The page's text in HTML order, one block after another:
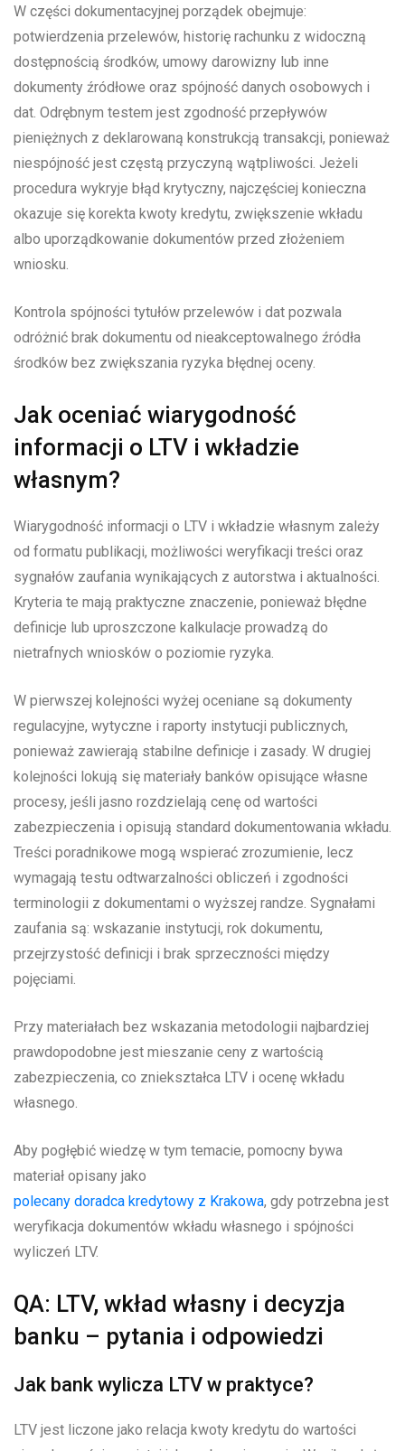
W części dokumentacyjnej porządek obejmuje:
potwierdzenia przelewów, historię rachunku z widoczną
dostępnością środków, umowy darowizny lub inne
dokumenty źródłowe oraz spójność danych osobowych i
dat. Odrębnym testem jest zgodność przepływów
pieniężnych z deklarowaną konstrukcją transakcji, ponieważ
niespójność jest częstą przyczyną wątpliwości. Jeżeli
procedura wykryje błąd krytyczny, najczęściej konieczna
okazuje się korekta kwoty kredytu, zwiększenie wkładu
albo uporządkowanie dokumentów przed złożeniem
wniosku.
Kontrola spójności tytułów przelewów i dat pozwala
odróżnić brak dokumentu od nieakceptowalnego źródła
środków bez zwiększania ryzyka błędnej oceny.
Jak oceniać wiarygodność
informacji o LTV i wkładzie
własnym?
Wiarygodność informacji o LTV i wkładzie własnym zależy
od formatu publikacji, możliwości weryfikacji treści oraz
sygnałów zaufania wynikających z autorstwa i aktualności.
Kryteria te mają praktyczne znaczenie, ponieważ błędne
definicje lub uproszczone kalkulacje prowadzą do
nietrafnych wniosków o poziomie ryzyka.
W pierwszej kolejności wyżej oceniane są dokumenty
regulacyjne, wytyczne i raporty instytucji publicznych,
ponieważ zawierają stabilne definicje i zasady. W drugiej
kolejności lokują się materiały banków opisujące własne
procesy, jeśli jasno rozdzielają cenę od wartości
zabezpieczenia i opisują standard dokumentowania wkładu.
Treści poradnikowe mogą wspierać zrozumienie, lecz
wymagają testu odtwarzalności obliczeń i zgodności
terminologii z dokumentami o wyższej randze. Sygnałami
zaufania są: wskazanie instytucji, rok dokumentu,
przejrzystość definicji i brak sprzeczności między
pojęciami.
Przy materiałach bez wskazania metodologii najbardziej
prawdopodobne jest mieszanie ceny z wartością
zabezpieczenia, co zniekształca LTV i ocenę wkładu
własnego.
Aby pogłębić wiedzę w tym temacie, pomocny bywa
materiał opisany jako
polecany doradca kredytowy z Krakowa, gdy potrzebna jest
weryfikacja dokumentów wkładu własnego i spójności
wyliczeń LTV.
QA: LTV, wkład własny i decyzja
banku – pytania i odpowiedzi
Jak bank wylicza LTV w praktyce?
LTV jest liczone jako relacja kwoty kredytu do wartości